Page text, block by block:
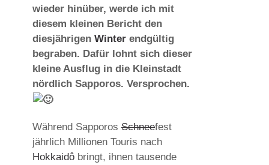
wieder hinüber, werde ich mit
diesem kleinen Bericht den
diesjährigen Winter endgültig
begraben. Dafür lohnt sich dieser
kleine Ausflug in die Kleinstadt
nördlich Sapporos. Versprochen.
Während Sapporos Schneefest
jährlich Millionen Touris nach
Hokkaidô bringt, ihnen tausende